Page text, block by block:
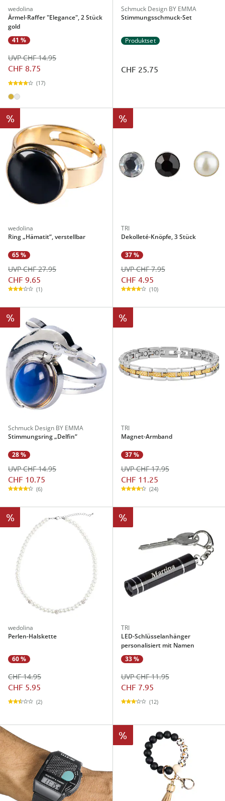
wedolina
Ärmel-Raffer "Elegance", 2 Stück
gold
41 %
CHF 8.75
UVP CHF 14.95
(17)
Schmuck Design BY EMMA
Stimmungsschmuck-Set
Produktset
CHF 25.75
%
wedolina
Ring „Hämatit“, verstellbar
65 %
CHF 9.65
UVP CHF 27.95
(1)
%
TRI
Dekolleté-Knöpfe, 3 Stück
37 %
CHF 4.95
UVP CHF 7.95
(10)
%
Schmuck Design BY EMMA
Stimmungsring „Delfin“
28 %
CHF 10.75
UVP CHF 14.95
(6)
%
TRI
Magnet-Armband
37 %
CHF 11.25
UVP CHF 17.95
(24)
%
wedolina
Perlen-Halskette
60 %
CHF 14.95
CHF 5.95
(2)
%
TRI
LED-Schlüsselanhänger
personalisiert mit Namen
33 %
CHF 7.95
UVP CHF 11.95
(12)
%